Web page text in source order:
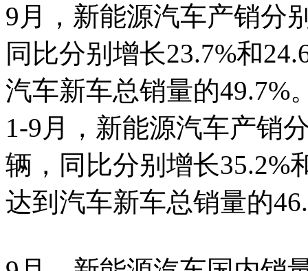
9月，新能源汽车产销分
同比分别增长23.7%和
汽车新车总销量的49.7%
1-9月，新能源汽车产销
辆，同比分别增长35.2%
达到汽车新车总销量的